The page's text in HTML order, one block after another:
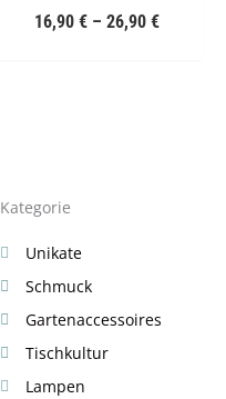
16,90 €– 26,90 €
Kategorie
Unikate
Schmuck
Gartenaccessoires
Tischkultur
Lampen